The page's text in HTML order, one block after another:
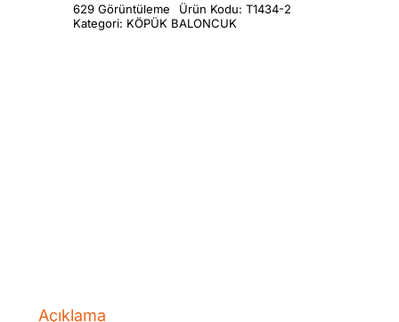
629 Görüntüleme Ürün Kodu:T1434-2
Kategori: KÖPÜK BALONCUK
Açıklama